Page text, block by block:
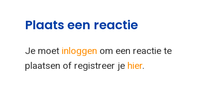
Plaats een reactie
Je moet inloggen om een reactie te
plaatsen of registreer je hier.